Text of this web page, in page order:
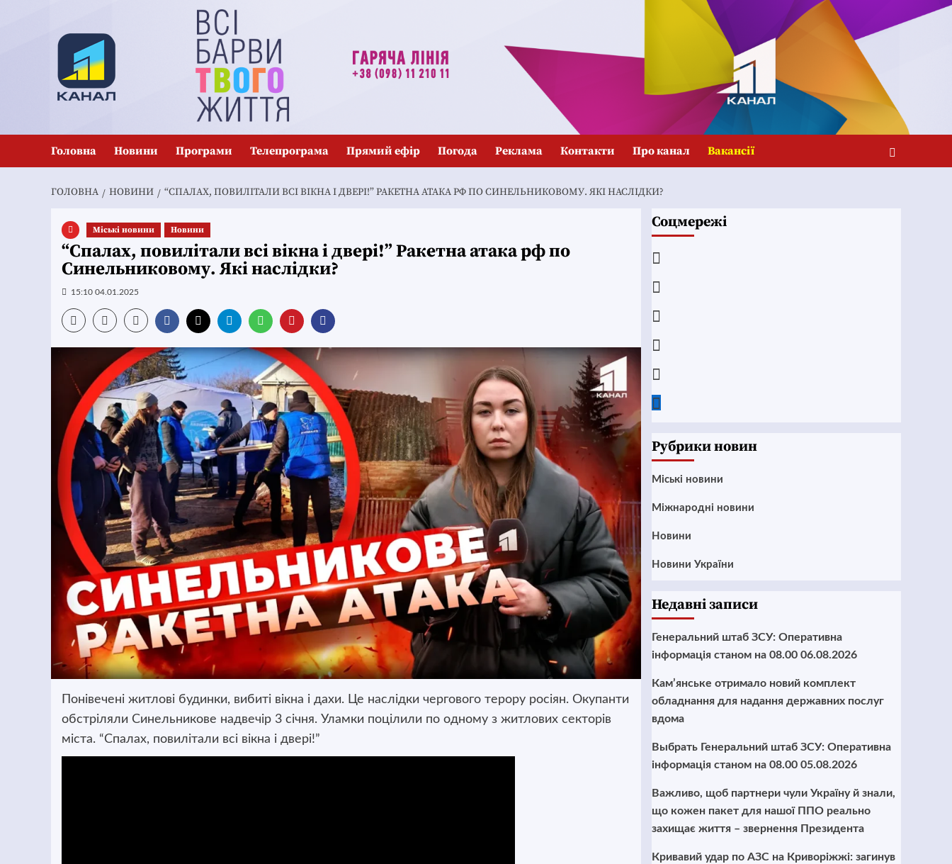
Головна Новини Програми Телепрограма Прямий ефір Погода Реклама Контакти Про канал Вакансії
ГОЛОВНА НОВИНИ “СПАЛАХ, ПОВИЛІТАЛИ ВСІ ВІКНА І ДВЕРІ!” РАКЕТНА АТАКА РФ ПО СИНЕЛЬНИКОВОМУ. ЯКІ НАСЛІДКИ?
Mіські новини Новини
“Спалах, повилітали всі вікна і двері!” Ракетна атака рф по
Синельниковому. Які наслідки?
15:10 04.01.2025
Понівечені житлові будинки, вибиті вікна і дахи. Це наслідки чергового терору росіян. Окупанти
обстріляли Синельникове надвечір 3 січня. Уламки поцілили по одному з житлових секторів
міста. “Спалах, повилітали всі вікна і двері!”
Соцмережі
Рубрики новин
Mіські новини
Міжнародні новини
Новини
Новини України
Недавні записи
Генеральний штаб ЗСУ: Оперативна
інформація станом на 08.00 06.08.2026
Кам’янське отримало новий комплект
обладнання для надання державних послуг
вдома
Выбрать Генеральний штаб ЗСУ: Оперативна
інформація станом на 08.00 05.08.2026
Важливо, щоб партнери чули Україну й знали,
що кожен пакет для нашої ППО реально
захищає життя – звернення Президента
Кривавий удар по АЗС на Криворіжжі: загинув